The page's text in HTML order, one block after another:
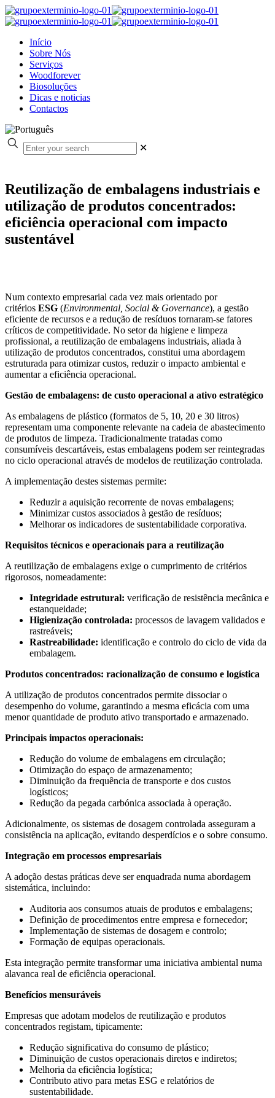
Início
Sobre Nós
Serviços
Woodforever
Biosoluções
Dicas e noticias
Contactos
✕
Reutilização de embalagens industriais e
utilização de produtos concentrados:
eficiência operacional com impacto
sustentável
Num contexto empresarial cada vez mais orientado por
critérios ESG (Environmental, Social & Governance), a gestão
eficiente de recursos e a redução de resíduos tornaram-se fatores
críticos de competitividade. No setor da higiene e limpeza
profissional, a reutilização de embalagens industriais, aliada à
utilização de produtos concentrados, constitui uma abordagem
estruturada para otimizar custos, reduzir o impacto ambiental e
aumentar a eficiência operacional.
Gestão de embalagens: de custo operacional a ativo estratégico
As embalagens de plástico (formatos de 5, 10, 20 e 30 litros)
representam uma componente relevante na cadeia de abastecimento
de produtos de limpeza. Tradicionalmente tratadas como
consumíveis descartáveis, estas embalagens podem ser reintegradas
no ciclo operacional através de modelos de reutilização controlada.
A implementação destes sistemas permite:
Reduzir a aquisição recorrente de novas embalagens;
Minimizar custos associados à gestão de resíduos;
Melhorar os indicadores de sustentabilidade corporativa.
Requisitos técnicos e operacionais para a reutilização
A reutilização de embalagens exige o cumprimento de critérios
rigorosos, nomeadamente:
Integridade estrutural: verificação de resistência mecânica e
estanqueidade;
Higienização controlada: processos de lavagem validados e
rastreáveis;
Rastreabilidade: identificação e controlo do ciclo de vida da
embalagem.
Produtos concentrados: racionalização de consumo e logística
A utilização de produtos concentrados permite dissociar o
desempenho do volume, garantindo a mesma eficácia com uma
menor quantidade de produto ativo transportado e armazenado.
Principais impactos operacionais:
Redução do volume de embalagens em circulação;
Otimização do espaço de armazenamento;
Diminuição da frequência de transporte e dos custos
logísticos;
Redução da pegada carbónica associada à operação.
Adicionalmente, os sistemas de dosagem controlada asseguram a
consistência na aplicação, evitando desperdícios e o sobre consumo.
Integração em processos empresariais
A adoção destas práticas deve ser enquadrada numa abordagem
sistemática, incluindo:
Auditoria aos consumos atuais de produtos e embalagens;
Definição de procedimentos entre empresa e fornecedor;
Implementação de sistemas de dosagem e controlo;
Formação de equipas operacionais.
Esta integração permite transformar uma iniciativa ambiental numa
alavanca real de eficiência operacional.
Benefícios mensuráveis
Empresas que adotam modelos de reutilização e produtos
concentrados registam, tipicamente:
Redução significativa do consumo de plástico;
Diminuição de custos operacionais diretos e indiretos;
Melhoria da eficiência logística;
Contributo ativo para metas ESG e relatórios de
sustentabilidade.